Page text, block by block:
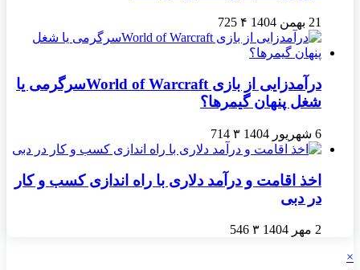
21 بهمن 1404 ۴ 725
درآمدزایی از بازی World of Warcraftسرگرمی یا
شغل پنهان گیمرها؟
6 شهریور 1404 ۳ 714
اخذ اقامت و درآمد دلاری با راه اندازی کسب و کار
در دبی
2 مهر 1404 ۳ 546
×